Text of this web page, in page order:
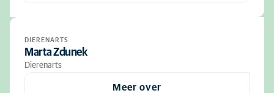
DIERENARTS
Marta Zdunek
Dierenarts
Meer over